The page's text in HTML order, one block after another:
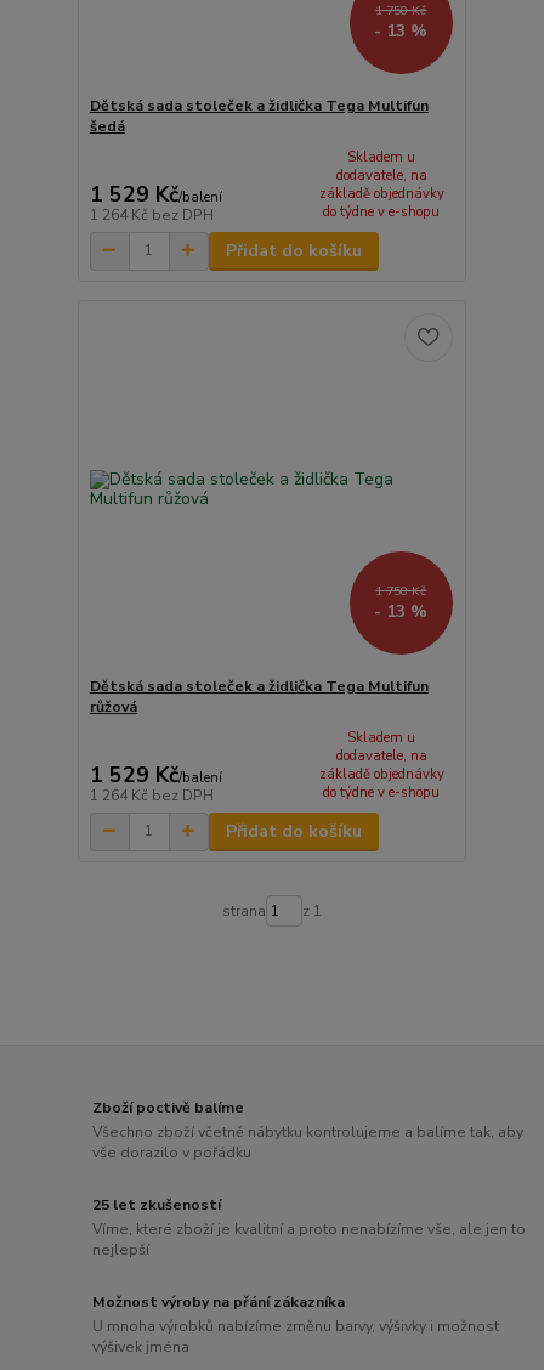
1 750 Kč
- 13 %
Dětská sada stoleček a židlička Tega Multifun
šedá
1 529 Kč/balení
1 264 Kč bez DPH
Skladem u
dodavatele, na
základě objednávky
do týdne v e-shopu
Přidat do košíku
1 750 Kč
- 13 %
Dětská sada stoleček a židlička Tega Multifun
růžová
1 529 Kč/balení
1 264 Kč bez DPH
Skladem u
dodavatele, na
základě objednávky
do týdne v e-shopu
Přidat do košíku
strana z 1
Zboží poctivě balíme
Všechno zboží včetně nábytku kontrolujeme a balíme tak, aby
vše dorazilo v pořádku
25 let zkušeností
Víme, které zboží je kvalitní a proto nenabízíme vše, ale jen to
nejlepší
Možnost výroby na přání zákazníka
U mnoha výrobků nabízíme změnu barvy, výšivky i možnost
výšivek jména